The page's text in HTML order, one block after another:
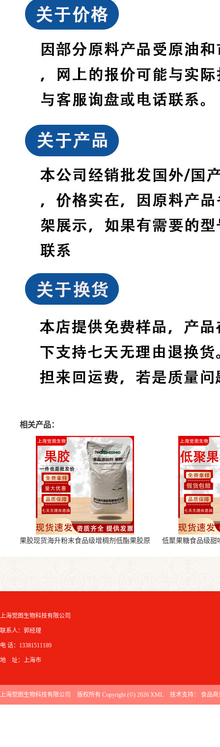
相关产品：
果胶现货海升粉末食品级增稠剂低酯果胶原
低聚果糖食品级甜
上海觉图生物科技有限公司
联系人：郭经理
电 话：13381511189
地 址：上海市
上海觉图生物科技有限公司 版权所有 Copyright (©) 2026 XML 技术支持： 食品商